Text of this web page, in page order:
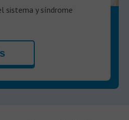
sistema y síndrome